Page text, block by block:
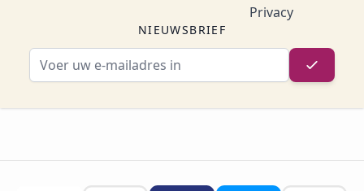
Privacy
NIEUWSBRIEF